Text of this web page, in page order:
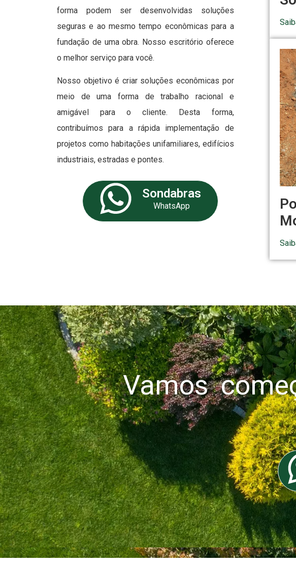
forma podem ser desenvolvidas soluções
seguras e ao mesmo tempo econômicas para a
fundação de uma obra. Nosso escritório oferece
o melhor serviço para você.
Nosso objetivo é criar soluções econômicas por
meio de uma forma de trabalho racional e
amigável para o cliente. Desta forma,
contribuímos para a rápida implementação de
projetos como habitações unifamiliares, edifícios
industriais, estradas e pontes.
Sondabras
WhatsApp
Vamos